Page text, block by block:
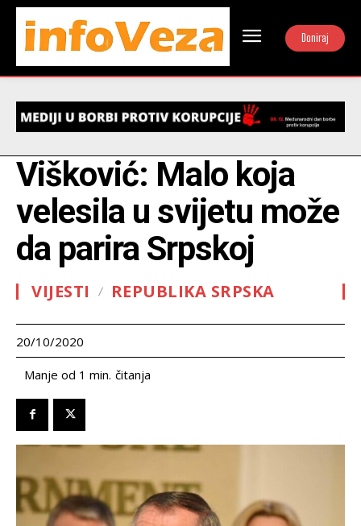
Doniraj
Višković: Malo koja
velesila u svijetu može
da parira Srpskoj
VIJESTI REPUBLIKA SRPSKA
20/10/2020
Manje od 1 min. čitanja